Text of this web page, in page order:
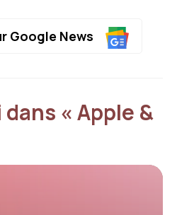
Google News
« Apple &